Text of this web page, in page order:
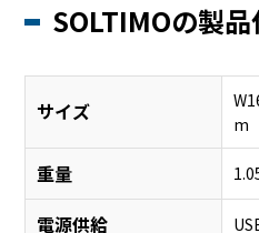
SOLTIMOの製
サイズ
m
重量
電源供給